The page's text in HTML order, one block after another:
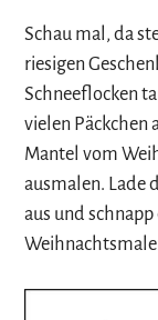
Schau mal, da
riesigen
Schneeflocken
vielen Päckchen
Mantel vom
ausmalen. Lade
aus und